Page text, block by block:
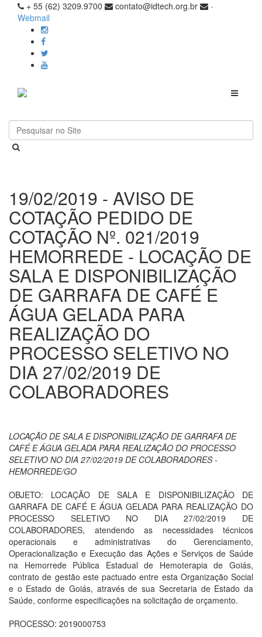
+ 55 (62) 3209.9700 contato@idtech.org.br
-
Webmail
Toggle
19/02/2019 - AVISO DE
COTAÇÃO PEDIDO DE
COTAÇÃO Nº. 021/2019
HEMORREDE - LOCAÇÃO DE
SALA E DISPONIBILIZAÇÃO
DE GARRAFA DE CAFÉ E
ÁGUA GELADA PARA
REALIZAÇÃO DO
PROCESSO SELETIVO NO
DIA 27/02/2019 DE
COLABORADORES
LOCAÇÃO DE SALA E DISPONIBILIZAÇÃO DE GARRAFA DE
CAFÉ E ÁGUA GELADA PARA REALIZAÇÃO DO PROCESSO
SELETIVO NO DIA 27/02/2019 DE COLABORADORES -
HEMORREDE/GO
OBJETO: LOCAÇÃO DE SALA E DISPONIBILIZAÇÃO DE
GARRAFA DE CAFÉ E ÁGUA GELADA PARA REALIZAÇÃO DO
PROCESSO SELETIVO NO DIA 27/02/2019 DE
COLABORADORES, atendendo as necessidades técnicos
operacionais e administrativas do Gerenciamento,
Operacionalização e Execução das Ações e Serviços de Saúde
na Hemorrede Pública Estadual de Hemoterapia de Goiás,
contrato de gestão este pactuado entre esta Organização Social
e o Estado de Goiás, através de sua Secretaria de Estado da
Saúde, conforme especificações na solicitação de orçamento.
PROCESSO: 2019000753